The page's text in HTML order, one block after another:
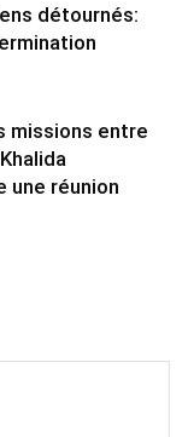
détournés:
missions entre
une réunion